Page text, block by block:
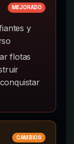
MEJORADO
y
flotas
CAMBIOS